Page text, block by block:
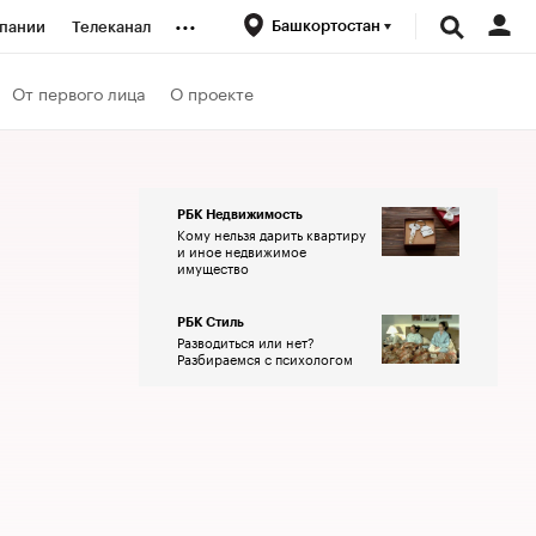
Телеканал ... Башкортостан
От первого лица О проекте
РБК Недвижимость
Кому нельзя дарить квартиру
и иное недвижимое
имущество
РБК Стиль
Разводиться или нет?
Разбираемся с психологом